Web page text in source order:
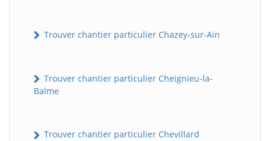
Trouver chantier particulier Chazey-sur-Ain
Trouver chantier particulier Cheignieu-la-
Balme
Trouver chantier particulier Chevillard